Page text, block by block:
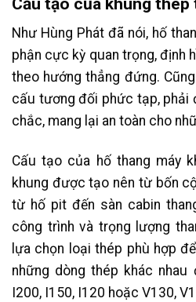
Như Hùng Phát đã nói, hố
phận cực kỳ quan trọng, định
theo hướng thẳng đứng.
cấu tương đối phức tạp,
chắc, mang lại an toàn cho
Cấu tạo của hố thang máy
khung được tạo nên từ bốn
từ hố pit đến sàn cabin
công trình và trọng lượng
lựa chọn loại thép phù hợp
những dòng thép khác
I200, I150, I120 hoặc V130,